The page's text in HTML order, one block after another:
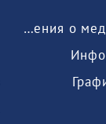
Сведения о медицинской организации